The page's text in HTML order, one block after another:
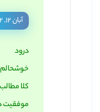
آبان ۱۲, ۱۴۰۲ در ۱۱:۵۶
درود
کلا
موفقیت